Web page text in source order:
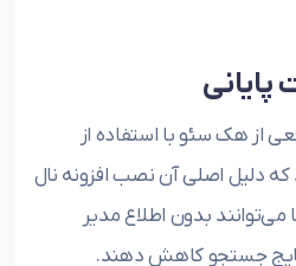
از هک سئو با استفاده از
دلیل اصلی آن نصب افزونه نال
بدون اطلاع مدیر
نتایج جستجو کاهش دهند.